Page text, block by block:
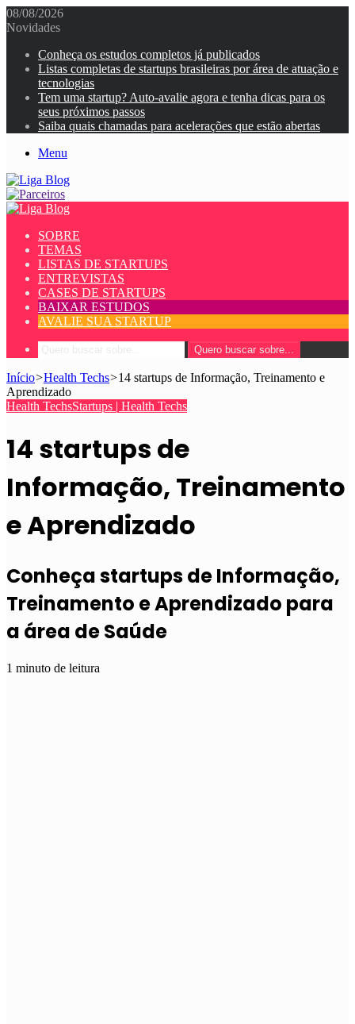
08/08/2026
Novidades
Conheça os estudos completos já publicados
Listas completas de startups brasileiras por área de atuação e
tecnologias
Tem uma startup? Auto-avalie agora e tenha dicas para os
seus próximos passos
Saiba quais chamadas para acelerações que estão abertas
Menu
SOBRE
TEMAS
LISTAS DE STARTUPS
ENTREVISTAS
CASES DE STARTUPS
BAIXAR ESTUDOS
AVALIE SUA STARTUP
Quero buscar sobre...
Início>Health Techs>14 startups de Informação, Treinamento e
Aprendizado
Health TechsStartups | Health Techs
14 startups de
Informação, Treinamento
e Aprendizado
Conheça startups de Informação,
Treinamento e Aprendizado para
a área de Saúde
1 minuto de leitura